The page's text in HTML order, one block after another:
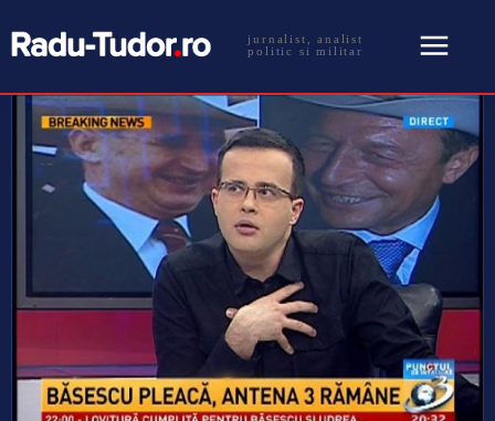
jurnalist, analist
politic si militar